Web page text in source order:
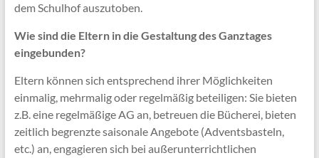
dem Schulhof auszutoben.
Wie sind die Eltern in die Gestaltung des Ganztages
eingebunden?
Eltern können sich entsprechend ihrer Möglichkeiten
einmalig, mehrmalig oder regelmäßig beteiligen: Sie bieten
z.B. eine regelmäßige AG an, betreuen die Bücherei, bieten
zeitlich begrenzte saisonale Angebote (Adventsbasteln,
etc.) an, engagieren sich bei außerunterrichtlichen